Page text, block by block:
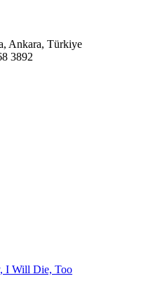
Ankara, Türkiye
3892
I Will Die, Too